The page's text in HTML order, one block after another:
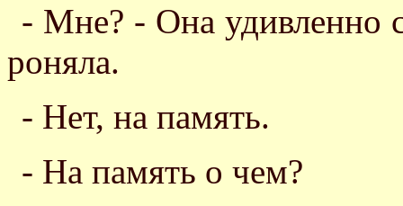
- Мне? - Она удивленно
роняла.
- Нет, на память.
- На память о чем?